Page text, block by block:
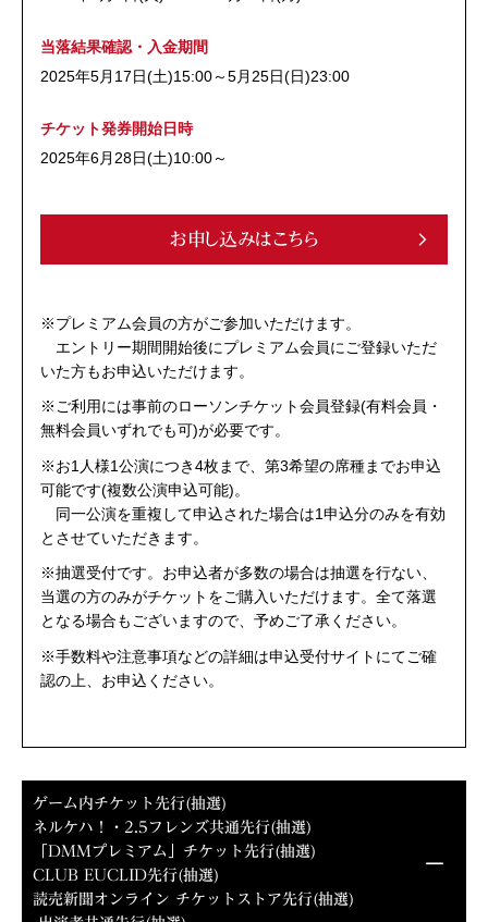
当落結果確認・入金期間
2025年5月17日(土)15:00～5月25日(日)23:00
チケット発券開始日時
2025年6月28日(土)10:00～
お申し込みはこちら
※プレミアム会員の方がご参加いただけます。
エントリー期間開始後にプレミアム会員にご登録いただ
いた方もお申込いただけます。
※ご利用には事前のローソンチケット会員登録(有料会員・
無料会員いずれでも可)が必要です。
※お1人様1公演につき4枚まで、第3希望の席種までお申込
可能です(複数公演申込可能)。
同一公演を重複して申込された場合は1申込分のみを有効
とさせていただきます。
※抽選受付です。お申込者が多数の場合は抽選を行ない、
当選の方のみがチケットをご購入いただけます。全て落選
となる場合もございますので、予めご了承ください。
※手数料や注意事項などの詳細は申込受付サイトにてご確
認の上、お申込ください。
ゲーム内チケット先行(抽選)
ネルケハ！・2.5フレンズ共通先行(抽選)
「DMMプレミアム」チケット先行(抽選)
CLUB EUCLID先行(抽選)
読売新聞オンライン チケットストア先行(抽選)